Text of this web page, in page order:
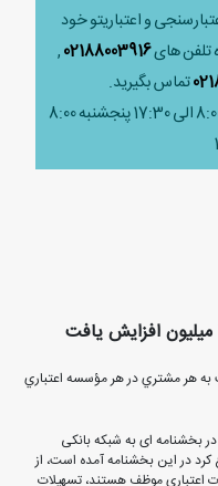
و اعتباریتو خود
تلفن های02188003916
,
تماس بگیرید.
ساعت پاسخگویی شنبه تا چهارشنبه 8:00 الی 17:30 پنجشنبه 8:00
هر مشتري در هر مؤسسه اعتباري
بخشنامه ای به شبکه بانکی
کرد در این بخشنامه آمده است، از
اعتباري موظف هستند، تسهيلات